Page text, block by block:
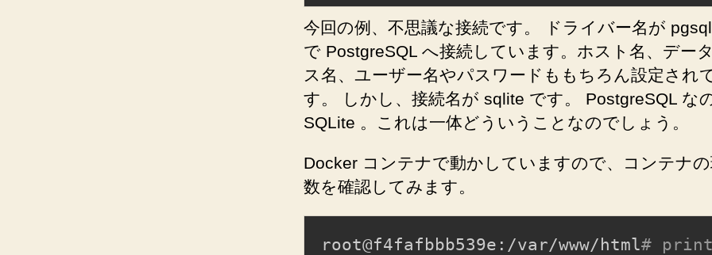
今回の例、不思議な接続です。 ドライバー名が
で PostgreSQL へ接続しています。ホスト名、デー
ス名、ユーザー名やパスワードももちろん設定され
す。 しかし、接続名が sqlite です。 PostgreSQL な
SQLite 。これは一体どういうことなのでしょう。
Docker コンテナで動かしていますので、コンテナ
数を確認してみます。
root@f4fafbbb539e:/var/www/html#